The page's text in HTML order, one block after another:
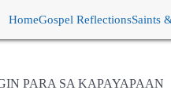
HomeGospel ReflectionsSaints
PARA SA KAPAYAPAAN